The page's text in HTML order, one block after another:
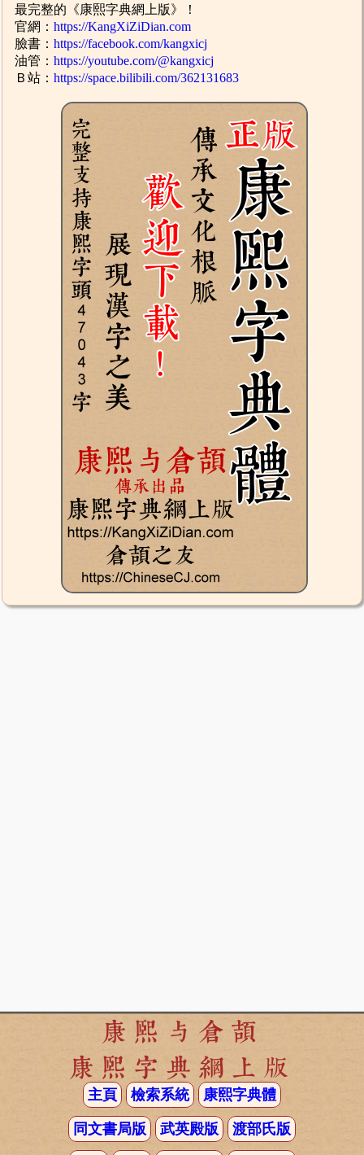
最完整的《康熙字典網上版》！
官網：https://KangXiZiDian.com
臉書：https://facebook.com/kangxicj
油管：https://youtube.com/@kangxicj
Ｂ站：https://space.bilibili.com/362131683
康熙与倉頡
康熙字典網上版
主頁 檢索系統 康熙字典體
同文書局版 武英殿版 渡部氏版